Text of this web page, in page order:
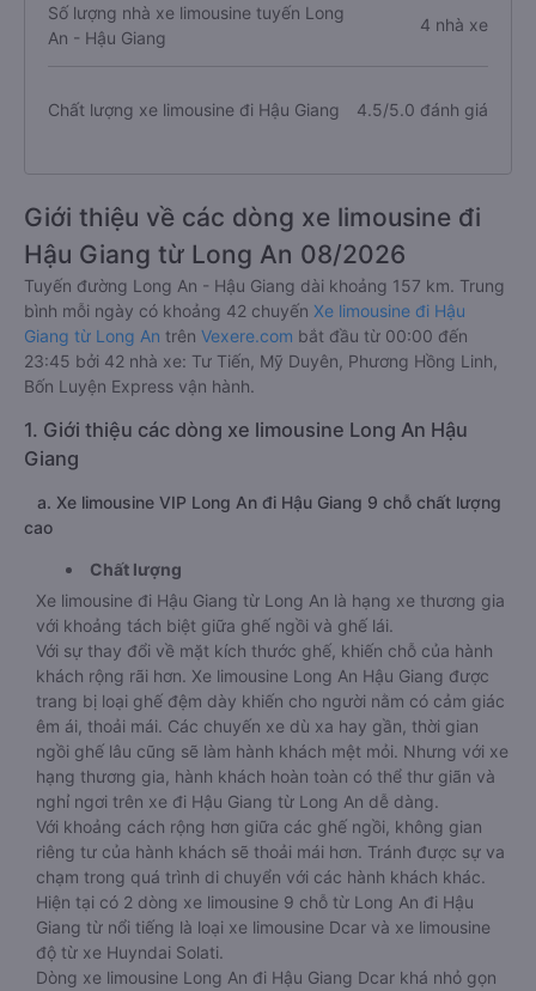
Số lượng nhà xe limousine tuyến Long
An - Hậu Giang
4 nhà xe
Chất lượng xe limousine đi Hậu Giang 4.5/5.0 đánh giá
Giới thiệu về các dòng xe limousine đi
Hậu Giang từ Long An 08/2026
Tuyến đường Long An - Hậu Giang dài khoảng 157 km. Trung
bình mỗi ngày có khoảng 42 chuyến Xe limousine đi Hậu
Giang từ Long An trên Vexere.com bắt đầu từ 00:00 đến
23:45 bởi 42 nhà xe: Tư Tiến, Mỹ Duyên, Phương Hồng Linh,
Bốn Luyện Express vận hành.
1. Giới thiệu các dòng xe limousine Long An Hậu
Giang
a. Xe limousine VIP Long An đi Hậu Giang 9 chỗ chất lượng
cao
Chất lượng
Xe limousine đi Hậu Giang từ Long An là hạng xe thương gia
với khoảng tách biệt giữa ghế ngồi và ghế lái.
Với sự thay đổi về mặt kích thước ghế, khiến chỗ của hành
khách rộng rãi hơn. Xe limousine Long An Hậu Giang được
trang bị loại ghế đệm dày khiến cho người nằm có cảm giác
êm ái, thoải mái. Các chuyến xe dù xa hay gần, thời gian
ngồi ghế lâu cũng sẽ làm hành khách mệt mỏi. Nhưng với xe
hạng thương gia, hành khách hoàn toàn có thể thư giãn và
nghỉ ngơi trên xe đi Hậu Giang từ Long An dễ dàng.
Với khoảng cách rộng hơn giữa các ghế ngồi, không gian
riêng tư của hành khách sẽ thoải mái hơn. Tránh được sự va
chạm trong quá trình di chuyển với các hành khách khác.
Hiện tại có 2 dòng xe limousine 9 chỗ từ Long An đi Hậu
Giang từ nổi tiếng là loại xe limousine Dcar và xe limousine
độ từ xe Huyndai Solati.
Dòng xe limousine Long An đi Hậu Giang Dcar khá nhỏ gọn